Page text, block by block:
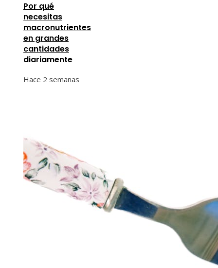
Por qué
necesitas
macronutrientes
en grandes
cantidades
diariamente
Hace 2 semanas